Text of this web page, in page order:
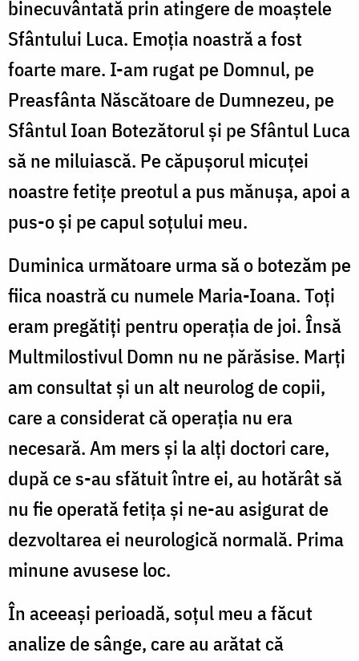
binecuvântată prin atingere de moaştele
Sfântului Luca. Emoţia noastră a fost
foarte mare. I-am rugat pe Domnul, pe
Preasfânta Născătoare de Dumnezeu, pe
Sfântul Ioan Botezătorul şi pe Sfântul Luca
să ne miluiască. Pe căpuşorul micuţei
noastre fetiţe preotul a pus mănuşa, apoi a
pus-o şi pe capul soţului meu.
Duminica următoare urma să o botezăm pe
fiica noastră cu numele Maria-Ioana. Toţi
eram pregătiţi pentru operaţia de joi. Însă
Multmilostivul Domn nu ne părăsise. Marţi
am consultat şi un alt neurolog de copii,
care a considerat că operaţia nu era
necesară. Am mers şi la alţi doctori care,
după ce s-au sfătuit între ei, au hotărât să
nu fie operată fetiţa şi ne-au asigurat de
dezvoltarea ei neurologică normală. Prima
minune avusese loc.
În aceeaşi perioadă, soţul meu a făcut
analize de sânge, care au arătat că